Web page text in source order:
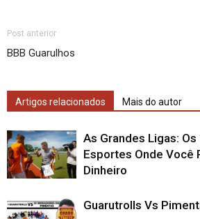
Post anterior
BBB Guarulhos
Artigos relacionados Mais do autor
As Grandes Ligas:
Esportes Onde Você
Dinheiro
Guarutrolls Vs